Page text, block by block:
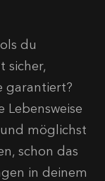
du
sicher,
garantiert?
Lebensweise
möglichst
schon das
in deinem